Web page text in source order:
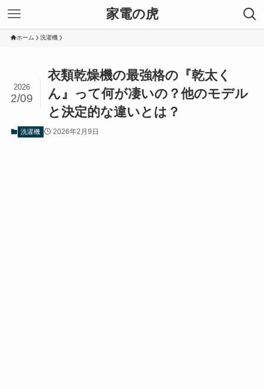
家電の虎
ホーム 洗濯機
衣類乾燥機の最強格の『乾太く
ん』って何が凄いの？他のモデル
と決定的な違いとは？
2026
2/09
洗濯機 2026年2月9日